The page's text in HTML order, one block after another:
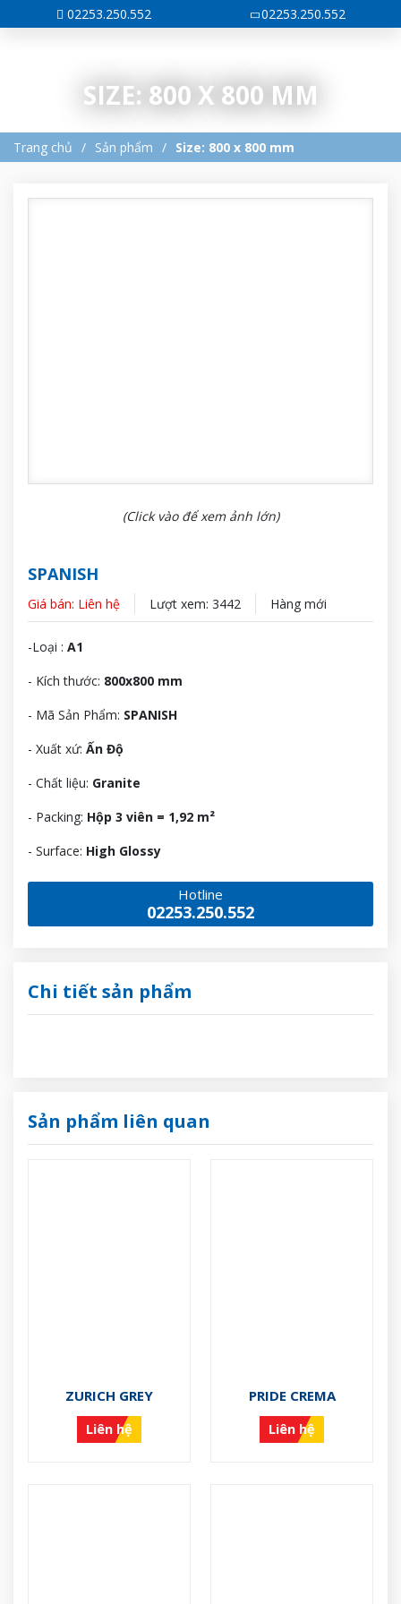
02253.250.552 02253.250.552
SIZE: 800 X 800 MM
Trang chủ Sản phẩm Size: 800 x 800 mm
(Click vào để xem ảnh lớn)
SPANISH
Giá bán: Liên hệ Lượt xem: 3442 Hàng mới
-Loại : A1
- Kích thước: 800x800 mm
- Mã Sản Phẩm: SPANISH
- Xuất xứ: Ấn Độ
- Chất liệu: Granite
- Packing: Hộp 3 viên = 1,92 m²
- Surface: High Glossy
Hotline
02253.250.552
Chi tiết sản phẩm
Sản phẩm liên quan
ZURICH GREY
Liên hệ
PRIDE CREMA
Liên hệ